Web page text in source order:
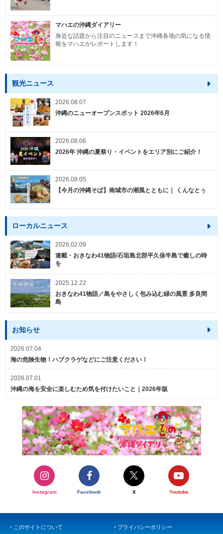
マハエの沖縄ダイアリー
身近な話題から注目のニュースまで沖縄各地の気になる情
報をマハエがレポートします！
観光ニュース
2026.08.07
沖縄のニューオープンスポット 2026年6月
2026.08.06
2026年 沖縄の夏祭り・イベントをエリア別にご紹介！
2026.08.05
【今月の沖縄そば】南城市の潮風とともに｜ くんなとぅ
ローカルニュース
2026.02.09
連載・おきなわ41物語/石垣島北部平久保半島で癒しの時
を
2025.12.22
おきなわ41物語／島をやさしく包み込む緑の風景 多良間
島
お知らせ
2026.07.04
海の危険生物！ハブクラゲなどにご注意ください！
2026.07.01
沖縄の海を安全に楽しむため気を付けたいこと｜2026年版
Instagram Facebook X Youtube
このサイトについて プライバシーポリシー